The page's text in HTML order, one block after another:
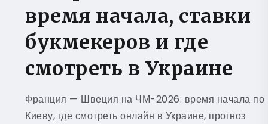
время начала, ставки
букмекеров и где
смотреть в Украине
Франция — Швеция на ЧМ-2026: время начала по
Киеву, где смотреть онлайн в Украине, прогноз